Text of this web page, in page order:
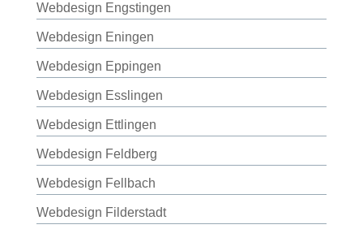
Webdesign Engstingen
Webdesign Eningen
Webdesign Eppingen
Webdesign Esslingen
Webdesign Ettlingen
Webdesign Feldberg
Webdesign Fellbach
Webdesign Filderstadt